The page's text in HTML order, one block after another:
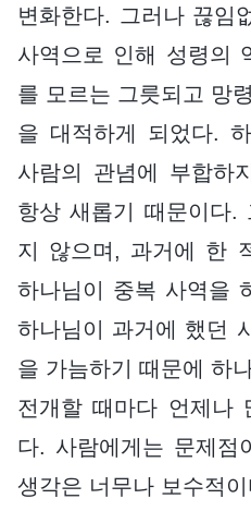
변화한다. 그러나 끊임
사역으로 인해 성령의
를 모르는 그릇되고 망
을 대적하게 되었다.
사람의 관념에 부합하
항상 새롭기 때문이다.
지 않으며, 과거에 한
하나님이 중복 사역을
하나님이 과거에 했던
을 가늠하기 때문에 하
전개할 때마다 언제나
다. 사람에게는 문제점
생각은 너무나 보수적